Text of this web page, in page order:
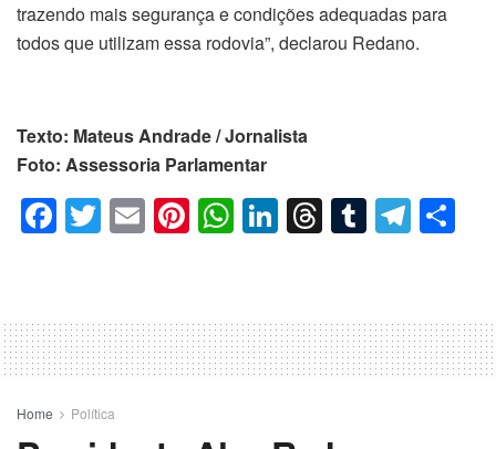
trazendo mais segurança e condições adequadas para
todos que utilizam essa rodovia”, declarou Redano.
Texto: Mateus Andrade / Jornalista
Foto: Assessoria Parlamentar
F
a
e
b
o
o
T
wi
er
E
m
Pi
nt
e
st
W
h
s
A
p
Li
n
e
dI
n
T
hr
a
d
s
T
u
bl
r
T
el
gr
a
m
p
ar
til
Home Política